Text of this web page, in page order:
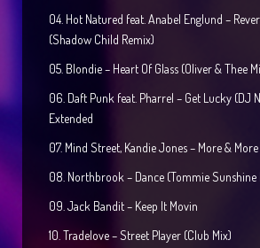
04. Hot Natured feat. Anabel Englund –
(Shadow Child Remix)
05. Blondie – Heart Of Glass (Oliver & Thee
06. Daft Punk feat. Pharrel – Get Lucky (DJ
Extended
07. Mind Street, Kandie Jones – More &
08. Northbrook – Dance (Tommie Sunshine
09. Jack Bandit – Keep It Movin
10. Tradelove – Street Player (Club Mix)